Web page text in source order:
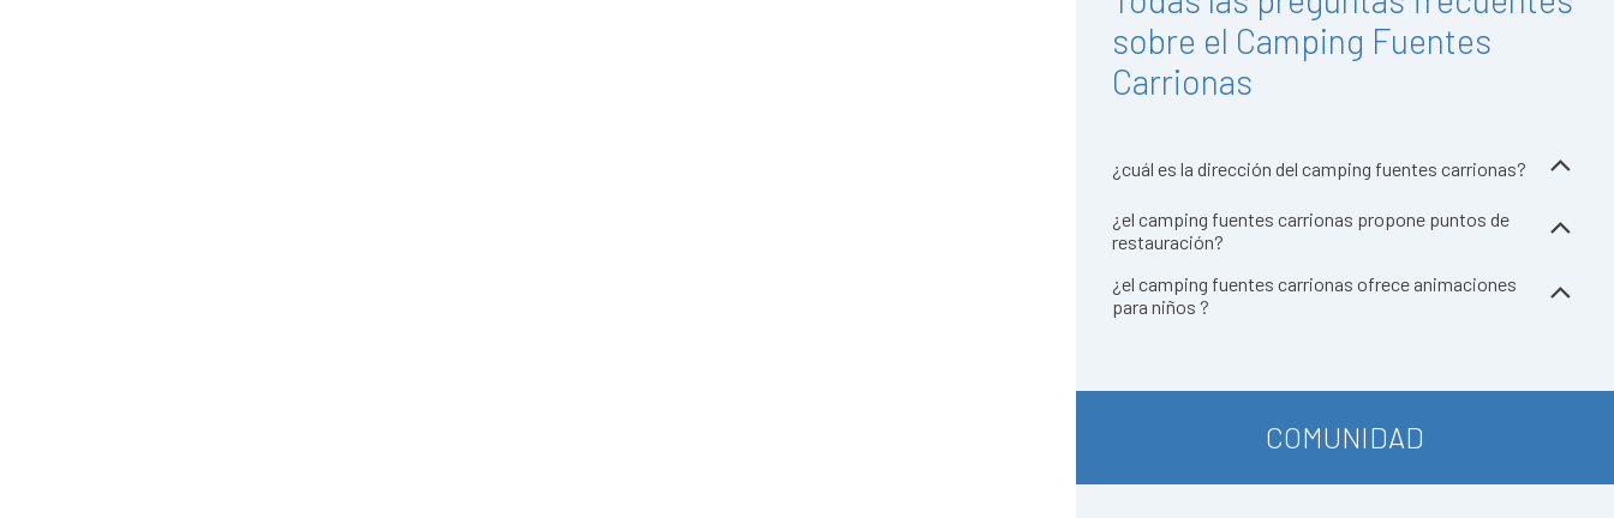
sobre el Camping Fuentes
Carrionas
¿cuál es la dirección del camping fuentes carrionas?
¿el camping fuentes carrionas propone puntos de
restauración?
¿el camping fuentes carrionas ofrece animaciones
para niños ?
COMUNIDAD